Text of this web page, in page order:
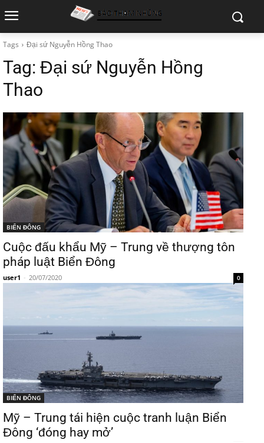
Tags Đại sứ Nguyễn Hồng Thao
Tag: Đại sứ Nguyễn Hồng
Thao
BIỂN ĐÔNG
Cuộc đấu khẩu Mỹ – Trung về thượng tôn
pháp luật Biển Đông
user1 - 20/07/2020 0
BIỂN ĐÔNG
Mỹ – Trung tái hiện cuộc tranh luận Biển
Đông ‘đóng hay mở’